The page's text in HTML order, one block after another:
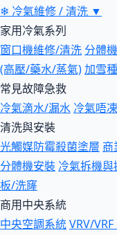
❄ 冷氣維修 / 清洗 ▼
家用冷氣系列
窗口機維修/清洗 分體
(高壓/藥水/蒸氣)加雪
常見故障急救
冷氣滴水/漏水 冷氣唔
清洗與安裝
光觸媒防霉殺菌塗層 商
分體機安裝 冷氣拆機與
板/洗窿
商用中央系統
中央空調系統VRV/